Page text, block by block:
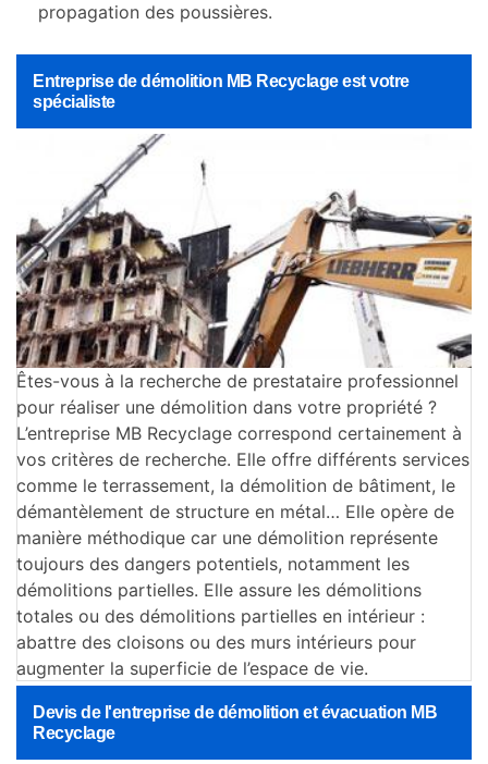
Entreprise de démolition MB Recyclage est votre
spécialiste
Êtes-vous à la recherche de prestataire professionnel
pour réaliser une démolition dans votre propriété ?
L’entreprise MB Recyclage correspond certainement à
vos critères de recherche. Elle offre différents services
comme le terrassement, la démolition de bâtiment, le
démantèlement de structure en métal… Elle opère de
manière méthodique car une démolition représente
toujours des dangers potentiels, notamment les
démolitions partielles. Elle assure les démolitions
totales ou des démolitions partielles en intérieur :
abattre des cloisons ou des murs intérieurs pour
augmenter la superficie de l’espace de vie.
Devis de l'entreprise de démolition et évacuation MB
Recyclage
propagation des poussières.